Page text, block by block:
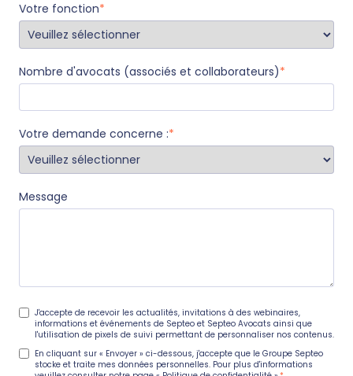
Votre fonction*
Nombre d'avocats (associés et collaborateurs)*
Votre demande concerne :*
Message
J'accepte de recevoir les actualités, invitations à des webinaires,
informations et événements de Septeo et Septeo Avocats ainsi que
l'utilisation de pixels de suivi permettant de personnaliser nos contenus.
En cliquant sur « Envoyer » ci-dessous, j'accepte que le Groupe Septeo
stocke et traite mes données personnelles. Pour plus d'informations